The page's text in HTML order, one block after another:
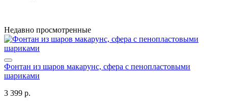
Недавно просмотренные
Фонтан из шаров макарунс, сфера с пенопластовыми
шариками
3 399 р.